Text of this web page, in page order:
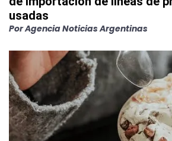
usadas
PorAgencia Noticias Argentinas